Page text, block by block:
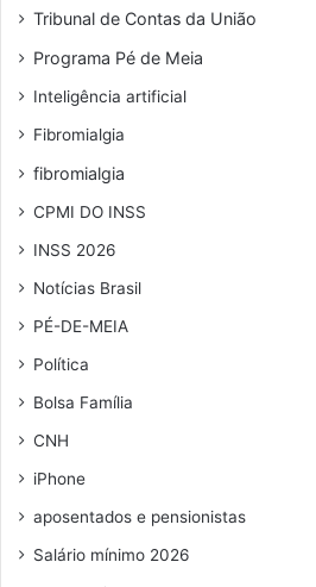
Tribunal de Contas da União
Programa Pé de Meia
Inteligência artificial
Fibromialgia
fibromialgia
CPMI DO INSS
INSS 2026
Notícias Brasil
PÉ-DE-MEIA
Política
Bolsa Família
CNH
iPhone
aposentados e pensionistas
Salário mínimo 2026